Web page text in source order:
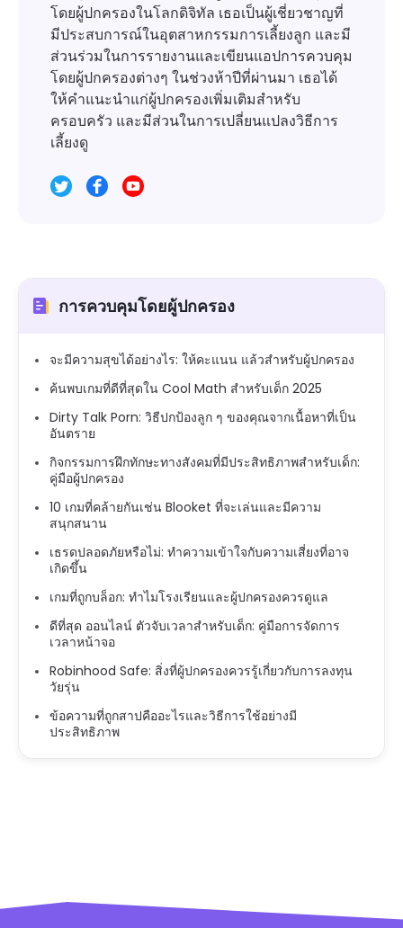
โดยผู้ปกครองในโลกดิจิทัล เธอเป็นผู้เชี่ยวชาญที่
มีประสบการณ์ในอุตสาหกรรมการเลี้ยงลูก และมี
ส่วนร่วมในการรายงานและเขียนแอปการควบคุม
โดยผู้ปกครองต่างๆ ในช่วงห้าปีที่ผ่านมา เธอได้
ให้คำแนะนำแก่ผู้ปกครองเพิ่มเติมสำหรับ
ครอบครัว และมีส่วนในการเปลี่ยนแปลงวิธีการ
เลี้ยงดู
การควบคุมโดยผู้ปกครอง
จะมีความสุขได้อย่างไร: ให้คะแนน แล้วสำหรับผู้ปกครอง
ค้นพบเกมที่ดีที่สุดใน Cool Math สำหรับเด็ก 2025
Dirty Talk Porn: วิธีปกป้องลูก ๆ ของคุณจากเนื้อหาที่เป็น
อันตราย
กิจกรรมการฝึกทักษะทางสังคมที่มีประสิทธิภาพสำหรับเด็ก:
คู่มือผู้ปกครอง
10 เกมที่คล้ายกันเช่น Blooket ที่จะเล่นและมีความ
สนุกสนาน
เธรดปลอดภัยหรือไม่: ทำความเข้าใจกับความเสี่ยงที่อาจ
เกิดขึ้น
เกมที่ถูกบล็อก: ทำไมโรงเรียนและผู้ปกครองควรดูแล
ดีที่สุด ออนไลน์ ตัวจับเวลาสำหรับเด็ก: คู่มือการจัดการ
เวลาหน้าจอ
Robinhood Safe: สิ่งที่ผู้ปกครองควรรู้เกี่ยวกับการลงทุน
วัยรุ่น
ข้อความที่ถูกสาปคืออะไรและวิธีการใช้อย่างมี
ประสิทธิภาพ